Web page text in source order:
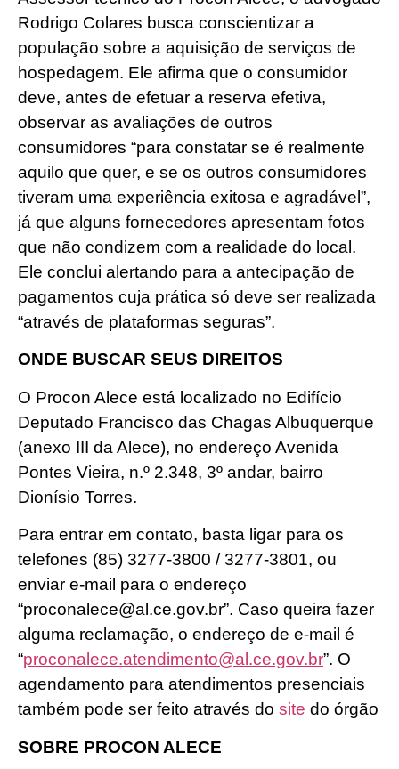
Rodrigo Colares busca conscientizar a
população sobre a aquisição de serviços de
hospedagem. Ele afirma que o consumidor
deve, antes de efetuar a reserva efetiva,
observar as avaliações de outros
consumidores “para constatar se é realmente
aquilo que quer, e se os outros consumidores
tiveram uma experiência exitosa e agradável”,
já que alguns fornecedores apresentam fotos
que não condizem com a realidade do local.
Ele conclui alertando para a antecipação de
pagamentos cuja prática só deve ser realizada
“através de plataformas seguras”.
ONDE BUSCAR SEUS DIREITOS
O Procon Alece está localizado no Edifício
Deputado Francisco das Chagas Albuquerque
(anexo III da Alece), no endereço Avenida
Pontes Vieira, n.º 2.348, 3º andar, bairro
Dionísio Torres.
Para entrar em contato, basta ligar para os
telefones (85) 3277-3800 / 3277-3801, ou
enviar e-mail para o endereço
“proconalece@al.ce.gov.br”. Caso queira fazer
alguma reclamação, o endereço de e-mail é
“proconalece.atendimento@al.ce.gov.br”. O
agendamento para atendimentos presenciais
também pode ser feito através do site do órgão
SOBRE PROCON ALECE